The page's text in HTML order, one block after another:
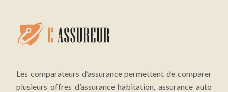
Les comparateurs d’assurance permettent de comparer
plusieurs offres d’assurance habitation, assurance auto